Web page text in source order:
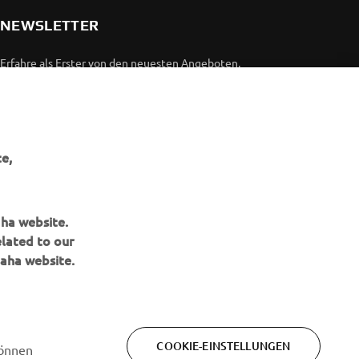
NEWSLETTER
Erfahre als Erster von den neuesten Angeboten,
Lesen Sie unsere Datenschutzrichtlinie, um zu erfahren, wie wir
website.
to our
website.
COOKIE-EINSTELLUNGEN